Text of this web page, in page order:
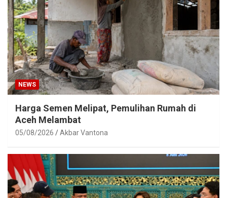
NEWS
Harga Semen Melipat, Pemulihan Rumah di
Aceh Melambat
05/08/2026 Akbar Vantona